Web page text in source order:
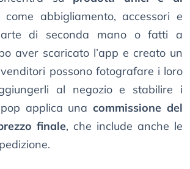
come abbigliamento, accessori e
di seconda mano o fatti a
aver scaricato l’app e creato un
possono fotografare i loro
al negozio e stabilire i
applica unacommissione del
finale, che include anche le